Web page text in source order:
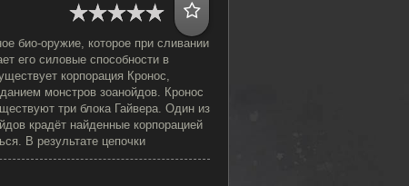
био-оружие, которое при сливании
его силовые способности в
корпорация Кронос,
монстров зоанойдов. Кронос
три блока Гайвера. Один из
крадёт найденные корпорацией
В результате цепочки